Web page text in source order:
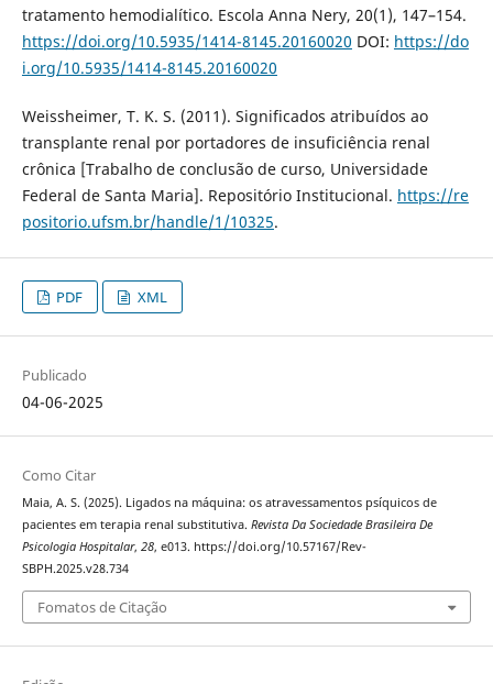
tratamento hemodialítico. Escola Anna Nery, 20(1), 147–154.
https://doi.org/10.5935/1414-8145.20160020 DOI: https://do
i.org/10.5935/1414-8145.20160020
Weissheimer, T. K. S. (2011). Significados atribuídos ao
transplante renal por portadores de insuficiência renal
crônica [Trabalho de conclusão de curso, Universidade
Federal de Santa Maria]. Repositório Institucional. https://re
positorio.ufsm.br/handle/1/10325.
PDF XML
Publicado
04-06-2025
Como Citar
Maia, A. S. (2025). Ligados na máquina: os atravessamentos psíquicos de
pacientes em terapia renal substitutiva. Revista Da Sociedade Brasileira De
Psicologia Hospitalar, 28, e013. https://doi.org/10.57167/Rev-
SBPH.2025.v28.734
Fomatos de Citação